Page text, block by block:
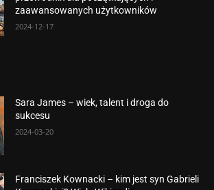
zaawansowanych użytkowników
2024-12-17
Sara James – wiek, talent i droga do
sukcesu
2024-03-20
Franciszek Kownacki – kim jest syn Gabrieli